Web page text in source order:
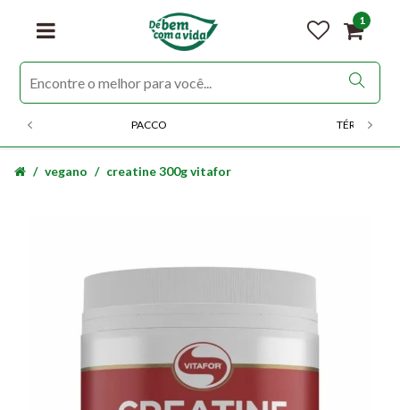
1
PACCO TÉRMICOS
vegano creatine 300g vitafor